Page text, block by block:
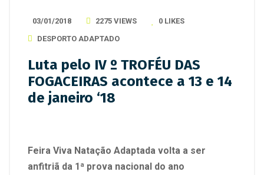
03/01/2018 2275 VIEWS 0 LIKES
DESPORTO ADAPTADO
Luta pelo IV º TROFÉU DAS
FOGACEIRAS acontece a 13 e 14
de janeiro ‘18
Feira Viva Natação Adaptada volta a ser
anfitriã da 1ª prova nacional do ano